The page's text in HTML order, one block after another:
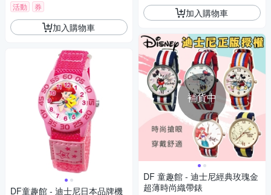
活動 券
加入購物車
DF童趣館 - 迪士尼日本品牌機
加入購物車
補貨中
DF 童趣館 - 迪士尼經典玫瑰金
超薄時尚織帶錶